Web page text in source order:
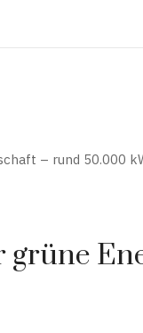
– rund 50.000
grüne